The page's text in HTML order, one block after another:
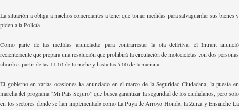
La situación a obliga a muchos comerciantes a tener que tomar medidas para salvaguardar sus bienes y
piden a la Policía.
Como parte de las medidas anunciadas para contrarrestar la ola delictiva, el Intrant anunció
recientemente que prepara una resolución que prohibirá la circulación de motocicletas con dos personas
abordo a partir de las 11:00 de la noche y hasta las 5:00 de la mañana.
El gobierno en varias ocasiones ha anunciado en el marco de la Seguridad Ciudadana, la puesta en
marcha del programa “Mi País Seguro” que busca garantizar la seguridad de los ciudadanos, pero solo
en los sectores donde se han implementado como La Puya de Arroyo Hondo, la Zurza y Ensanche La